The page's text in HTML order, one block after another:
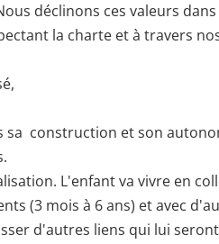
déclinons ces valeurs
la charte et à travers
sa construction et son
L'enfant va vivre en
(3 mois à 6 ans) et avec
d'autres liens qui lui